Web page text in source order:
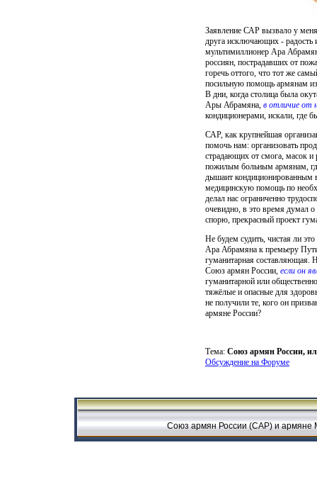
Заявление САР вызвало у
друга исключающих - радость
мультимиллионер Ара
россиян, пострадавших от
горечь оттого, что тот же
посильную помощь армянам
В дни, когда столица была
Ары Абрамяна, в отличие от
кондиционерами, искали, где
САР, как крупнейшая
помочь нам: организовать
страдающих от смога, масок и
пожилым больным армянам,
дышаит кондиционированным
медицинскую помощь по
делал нас ограниченно
очевидно, в это время думал
спорю, прекрасный проект
Не будем судить, чистая ли
Ара Абрамяна к премьеру
гуманитарная составляющая.
Союз армян России, если он
гуманитарной или
тяжёлые и опасные для
не получили те, кого он
армяне России?
Тема: Союз армян России,
Обсуждение на Форуме
Союз армян России (САР) и армяне